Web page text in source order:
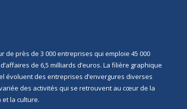
de près de 3 000 entreprises qui emploie 45 000
de 6,5 milliards d’euros. La filière graphique
évoluent des entreprises d’envergures diverses
des activités qui se retrouvent au cœur de la
et la culture.